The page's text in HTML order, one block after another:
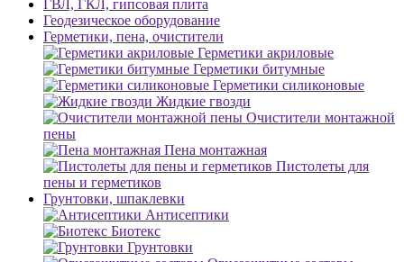
ГВЛ, ГКЛ, гипсовая плита
Геодезическое оборудование
Герметики, пена, очистители
Герметики акриловые
Герметики битумные
Герметики силиконовые
Жидкие гвозди
Очистители монтажной
пены
Пена монтажная
Пистолеты для
пены и герметиков
Грунтовки, шпаклевки
Антисептики
Биотекс
Грунтовки